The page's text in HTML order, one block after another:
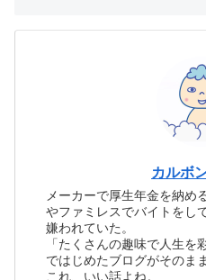
カルボ
メーカーで厚生年金を納め
やファミレスでバイトをし
嫌われていた。
「たくさんの趣味で人生
ではじめたブログがそのま
これ、いい話よね。